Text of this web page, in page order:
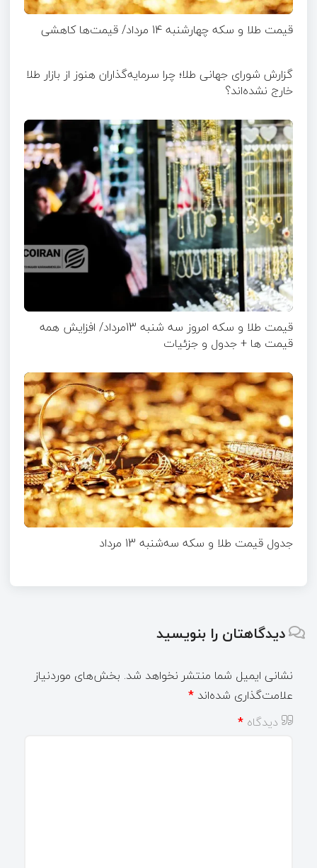
قیمت طلا و سکه چهارشنبه 14 مرداد/ قیمت‌ها کاهشی
گزارش شورای جهانی طلا؛ چرا سرمایه‌گذاران هنوز از بازار طلا
خارج نشده‌اند؟
قیمت طلا و سکه امروز سه شنبه 13مرداد/ افزایش همه
قیمت ها + جدول و جزئیات
جدول قیمت طلا و سکه سه‌شنبه 13 مرداد
دیدگاهتان را بنویسید
نشانی ایمیل شما منتشر نخواهد شد. بخش‌های موردنیاز
علامت‌گذاری شده‌اند *
دیدگاه *